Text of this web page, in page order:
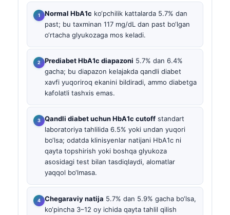
Normal HbA1c ko‘pchilik kattalarda 5.7% dan
past; bu taxminan 117 mg/dL dan past bo‘lgan
o‘rtacha glyukozaga mos keladi.
Prediabet HbA1c diapazoni 5.7% dan 6.4%
gacha; bu diapazon kelajakda qandli diabet
xavfi yuqoriroq ekanini bildiradi, ammo diabetga
kafolatli tashxis emas.
Qandli diabet uchun HbA1c cutoff standart
laboratoriya tahlilida 6.5% yoki undan yuqori
bo‘lsa; odatda klinisyenlar natijani HbA1c ni
qayta topshirish yoki boshqa glyukoza
asosidagi test bilan tasdiqlaydi, alomatlar
yaqqol bo‘lmasa.
Chegaraviy natija 5.7% dan 5.9% gacha bo‘lsa,
ko‘pincha 3–12 oy ichida qayta tahlil qilish